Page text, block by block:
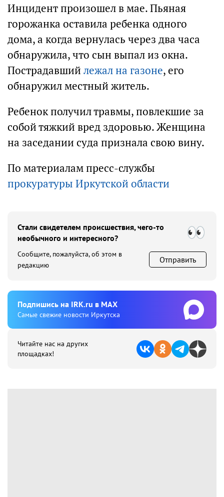
Инцидент произошел в мае. Пьяная
горожанка оставила ребенка одного
дома, а когда вернулась через два часа
обнаружила, что сын выпал из окна.
Пострадавший лежал на газоне, его
обнаружил местный житель.
Ребенок получил травмы, повлекшие за
собой тяжкий вред здоровью. Женщина
на заседании суда признала свою вину.
По материалам пресс-службы
прокуратуры Иркутской области
Стали свидетелем происшествия, чего-то
необычного и интересного?
Сообщите, пожалуйста, об этом в
редакцию
Отправить
Подпишиcь на IRK.ru в MAX
Cамые свежие новости Иркутска
Читайте нас на других
площадках!